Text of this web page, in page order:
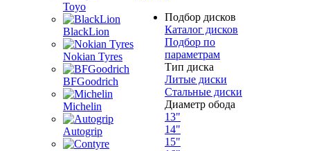
Toyo
BlackLion
Nokian Tyres
BFGoodrich
Michelin
Autogrip
Подбор дисков
Каталог дисков
Подбор по
параметрам
Тип диска
Литые диски
Стальные диски
Диаметр обода
13"
14"
15"